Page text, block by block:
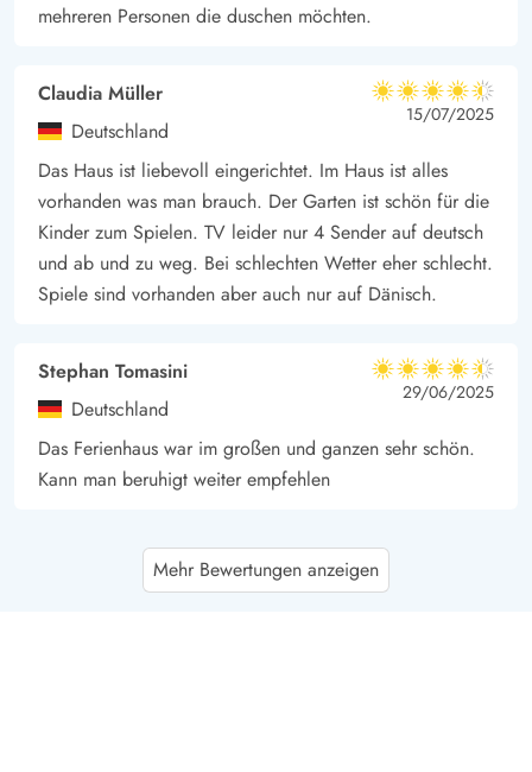
mehreren Personen die duschen möchten.
Claudia Müller
Deutschland
4.5 von 5
4.5 von 5
4.5 out of 5
15/07/2025
Das Haus ist liebevoll eingerichtet. Im Haus ist alles
vorhanden was man brauch. Der Garten ist schön für die
Kinder zum Spielen. TV leider nur 4 Sender auf deutsch
und ab und zu weg. Bei schlechten Wetter eher schlecht.
Spiele sind vorhanden aber auch nur auf Dänisch.
Stephan Tomasini
Deutschland
4.5 von 5
4.5 von 5
4.5 out of 5
29/06/2025
Das Ferienhaus war im großen und ganzen sehr schön.
Kann man beruhigt weiter empfehlen
Deutschland
5 von 5
5 out of 5
Mehr Bewertungen anzeigen